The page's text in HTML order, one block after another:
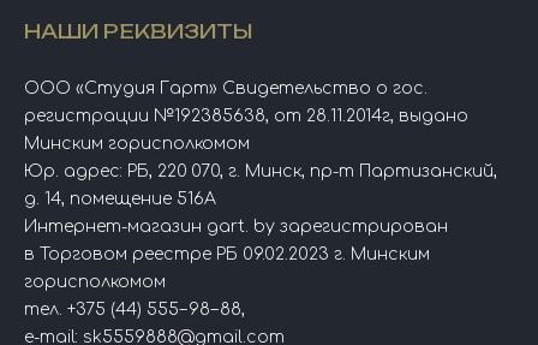
НАШИ РЕКВИЗИТЫ
ООО «Студия Гарт» Свидетельство о гос.
регистрации №192385638, от 28.11.2014г, выдано
Минским горисполкомом
Юр. адрес: РБ, 220 070, г. Минск, пр-т Партизанский,
д. 14, помещение 516А
Интернет-магазин gart. by зарегистрирован
в Торговом реестре РБ 09.02.2023 г. Минским
горисполкомом
тел. +375 (44) 555−98−88,
e-mail: sk5559888@gmail.com